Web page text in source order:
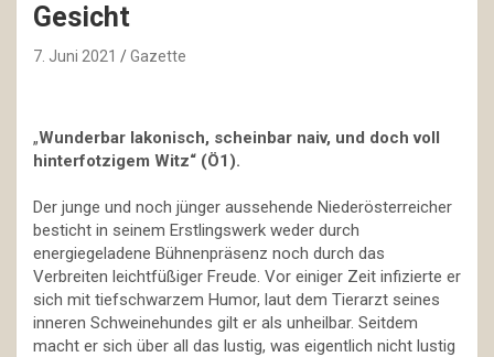
Gesicht
7. Juni 2021 Gazette
„Wunderbar lakonisch, scheinbar naiv, und doch voll
hinterfotzigem Witz“ (Ö1).
Der junge und noch jünger aussehende Niederösterreicher
besticht in seinem Erstlingswerk weder durch
energiegeladene Bühnenpräsenz noch durch das
Verbreiten leichtfüßiger Freude. Vor einiger Zeit infizierte er
sich mit tiefschwarzem Humor, laut dem Tierarzt seines
inneren Schweinehundes gilt er als unheilbar. Seitdem
macht er sich über all das lustig, was eigentlich nicht lustig